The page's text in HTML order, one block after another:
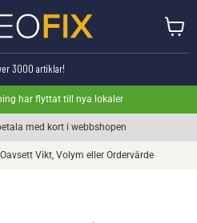
3000 artiklar!
har flyttat till nya lokaler
med kort i webbshopen
Vikt, Volym eller Ordervärde